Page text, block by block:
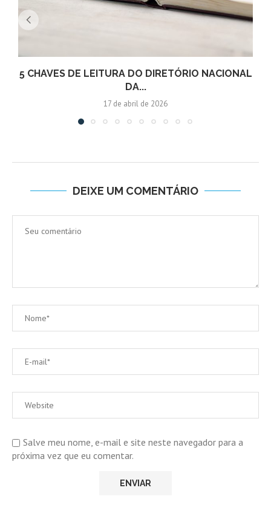
5 CHAVES DE LEITURA DO DIRETÓRIO NACIONAL
DA...
17 de abril de 2026
DEIXE UM COMENTÁRIO
Salve meu nome, e-mail e site neste navegador para a
próxima vez que eu comentar.